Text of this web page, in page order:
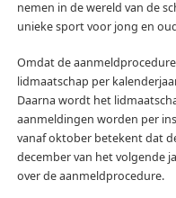
nemen in de wereld van de
unieke sport voor jong en
Omdat de
lidmaatschap per
Daarna wordt het
aanmeldingen worden per
vanaf oktober betekent dat
december van het volgende
over de aanmeldprocedure.